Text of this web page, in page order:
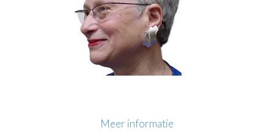
Meer informatie